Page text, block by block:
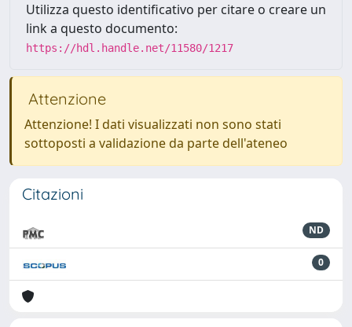
Utilizza questo identificativo per citare o creare un
link a questo documento:
https://hdl.handle.net/11580/1217
Attenzione
Attenzione! I dati visualizzati non sono stati
sottoposti a validazione da parte dell'ateneo
Citazioni
ND
0